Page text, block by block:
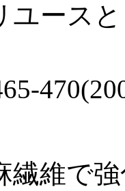
ユース
繊維で